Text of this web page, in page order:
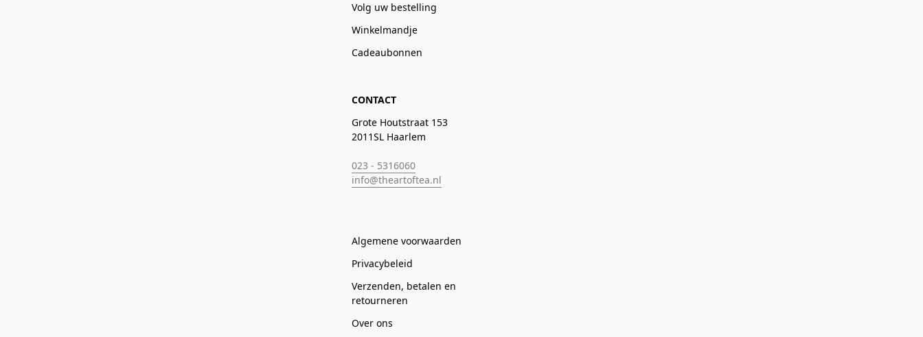
Volg uw bestelling
Winkelmandje
Cadeaubonnen
CONTACT
Grote Houtstraat 153
2011SL Haarlem
023 - 5316060
info@theartoftea.nl
Algemene voorwaarden
Privacybeleid
Verzenden, betalen en
retourneren
Over ons